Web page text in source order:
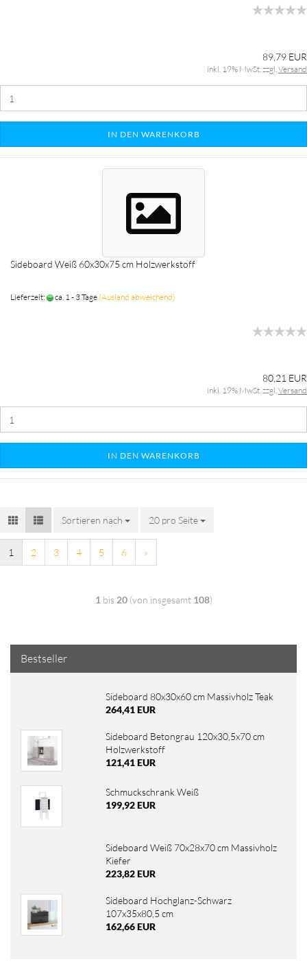
89,79 EUR
inkl. 19% MwSt. zzgl.Versand
IN DEN WARENKORB
Sideboard Weiß 60x30x75 cm Holzwerkstoff
Lieferzeit: ca. 1 - 3 Tage (Ausland abweichend)
80,21 EUR
inkl. 19% MwSt. zzgl.Versand
IN DEN WARENKORB
Sortieren nach 20 pro Seite
1 2 3 4 5 6 »
1 bis 20(von insgesamt 108)
Bestseller
Sideboard 80x30x60 cm Massivholz Teak
264,41 EUR
Sideboard Betongrau 120x30,5x70 cm
Holzwerkstoff
121,41 EUR
Schmuckschrank Weiß
199,92 EUR
Sideboard Weiß 70x28x70 cm Massivholz
Kiefer
223,82 EUR
Sideboard Hochglanz-Schwarz
107x35x80,5 cm
162,66 EUR